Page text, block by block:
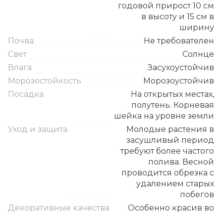
годовой прирост 10 см
в высоту и 15 см в
ширину
Почва
Не требователен
Свет
Солнце
Влага
Засухоустойчив
Морозостойкость
Морозоустойчив
Посадка
На открытых местах,
полутень. Корневая
шейка на уровне земли
Уход и защита
Молодые растения в
засушливый период
требуют более частого
полива. Весной
проводится обрезка с
удалением старых
побегов
Декоративные качества
Особенно красив во